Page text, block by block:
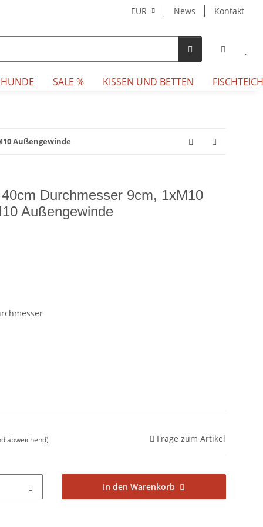
EUR News Kontakt
SALE % KISSEN UND BETTEN
Außengewinde
Durchmesser 9cm, 1xM10
Außengewinde
abweichend) Frage zum Artikel
In den Warenkorb